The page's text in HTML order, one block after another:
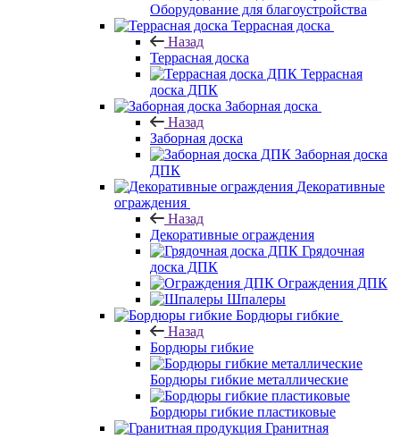
Оборудование для благоустройства
Террасная доска
Назад
Террасная доска
Террасная
доска ДПК
Заборная доска
Назад
Заборная доска
Заборная доска
ДПК
Декоративные
ограждения
Назад
Декоративные ограждения
Грядочная
доска ДПК
Ограждения ДПК
Шпалеры
Бордюры гибкие
Назад
Бордюры гибкие
Бордюры гибкие металлические
Бордюры гибкие пластиковые
Гранитная